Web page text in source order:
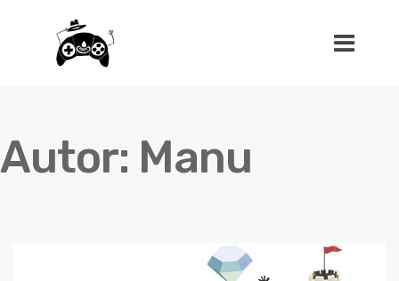
Autor: Manu